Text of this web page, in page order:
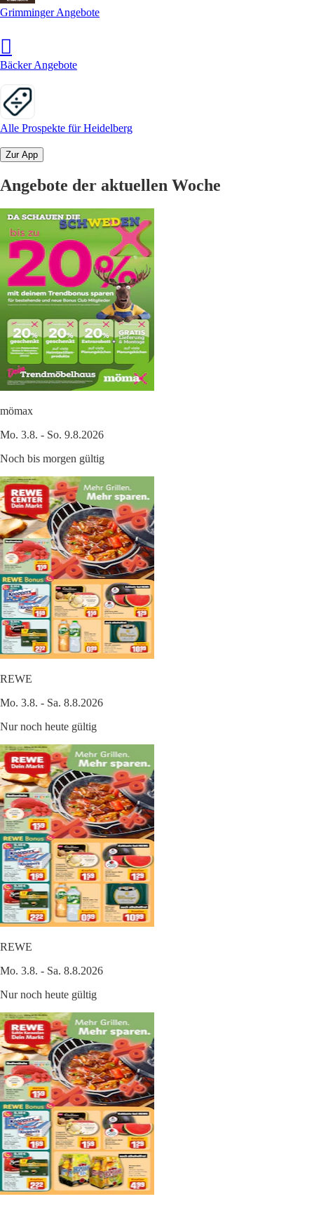
Grimminger Angebote
Bäcker Angebote
Alle Prospekte für Heidelberg
Zur App
Angebote der aktuellen Woche
mömax
Mo. 3.8. - So. 9.8.2026
Noch bis morgen gültig
REWE
Mo. 3.8. - Sa. 8.8.2026
Nur noch heute gültig
REWE
Mo. 3.8. - Sa. 8.8.2026
Nur noch heute gültig